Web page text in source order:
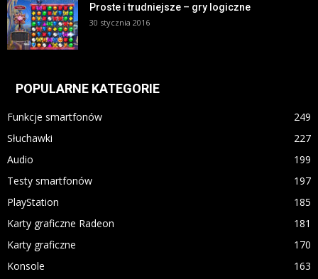
Proste i trudniejsze – gry logiczne
30 stycznia 2016
POPULARNE KATEGORIE
Funkcje smartfonów
249
Słuchawki
227
Audio
199
Testy smartfonów
197
PlayStation
185
Karty graficzne Radeon
181
Karty graficzne
170
Konsole
163